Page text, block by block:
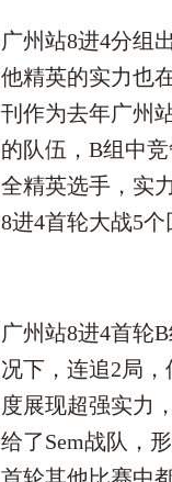
广州站8进4分组
他精英的实力也
刊作为去年广州
的队伍，B组中
全精英选手，实
8进4首轮大战5个
广州站8进4首轮
况下，连追2局
度展现超强实力
给了Sem战队，